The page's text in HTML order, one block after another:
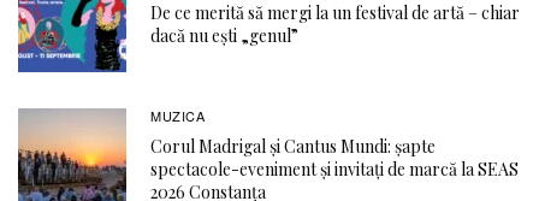
De ce merită să mergi la un festival de artă – chiar
dacă nu ești „genul”
MUZICA
Corul Madrigal și Cantus Mundi: șapte
spectacole-eveniment și invitați de marcă la SEAS
2026 Constanța